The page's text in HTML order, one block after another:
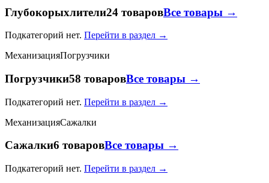
Глубокорыхлители24 товаровВсе товары →
Подкатегорий нет. Перейти в раздел →
МеханизацияПогрузчики
Погрузчики58 товаровВсе товары →
Подкатегорий нет. Перейти в раздел →
МеханизацияСажалки
Сажалки6 товаровВсе товары →
Подкатегорий нет. Перейти в раздел →